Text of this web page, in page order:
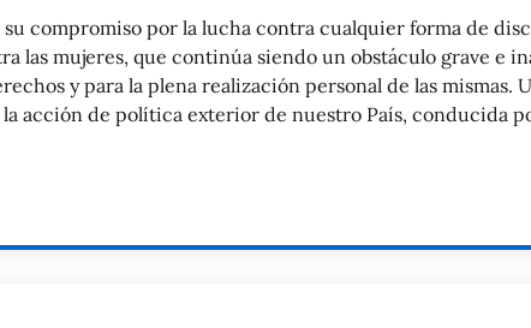
compromiso por la lucha contra cualquier forma de
las mujeres, que continúa siendo un obstáculo grave e
y para la plena realización personal de las mismas.
acción de política exterior de nuestro País, conducida